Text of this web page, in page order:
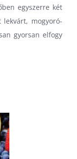
egyszerre két
mogyoró-
gyorsan elfogy